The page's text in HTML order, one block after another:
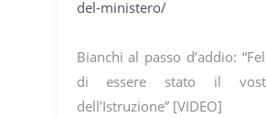
del-ministero/
Bianchi al passo d’addio:
di essere stato il
dell’Istruzione” [VIDEO]